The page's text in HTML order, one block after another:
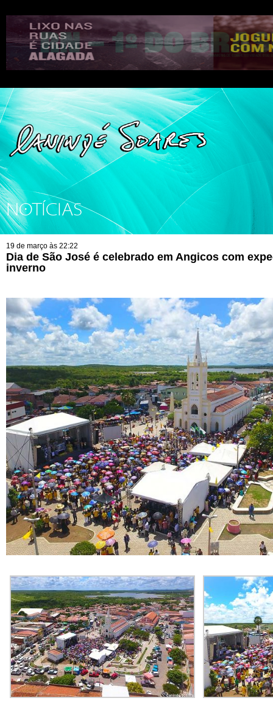
NOTÍCIAS
19 de março às 22:22
Dia de São José é celebrado em Angicos com
inverno